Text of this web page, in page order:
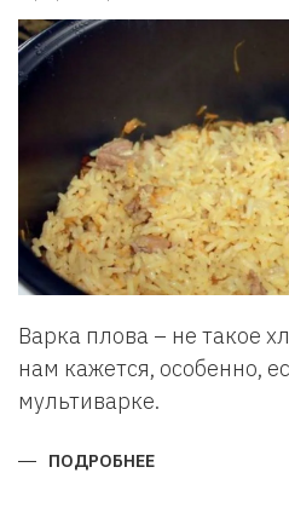
Варка плова – не такое
нам кажется, особенно,
мультиварке.
ПОДРОБНЕЕ